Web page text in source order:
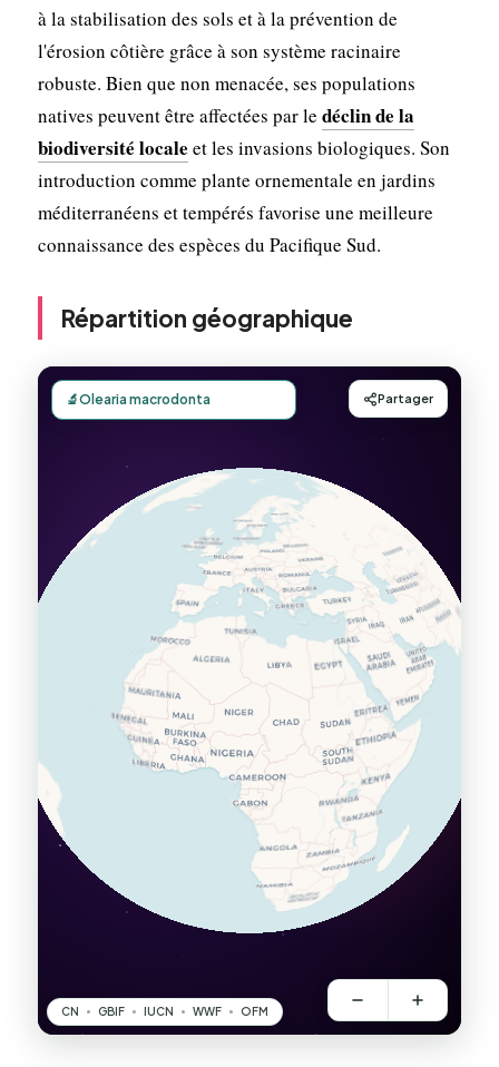
à la stabilisation des sols et à la prévention de
l'érosion côtière grâce à son système racinaire
robuste. Bien que non menacée, ses populations
natives peuvent être affectées par le déclin de la
biodiversité locale et les invasions biologiques. Son
introduction comme plante ornementale en jardins
méditerranéens et tempérés favorise une meilleure
connaissance des espèces du Pacifique Sud.
Répartition géographique